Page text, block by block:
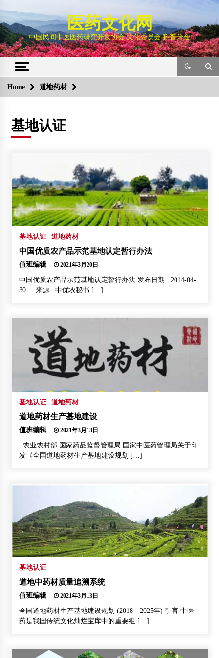
content
医药文化网
中国民间中医医药研究开发协会 文化委员会 科普分会
Home 道地药材
基地认证
基地认证 道地药材
中国优质农产品示范基地认定暂行办法
值班编辑 2021年3月20日
中国优质农产品示范基地认定暂行办法 发布日期 : 2014-04-
30 来源 : 中优农秘书 […]
基地认证 道地药材
道地药材生产基地建设
值班编辑 2021年3月13日
农业农村部 国家药品监督管理局 国家中医药管理局关于印
发《全国道地药材生产基地建设规划 […]
基地认证
道地中药材质量追溯系统
值班编辑 2021年3月13日
全国道地药材生产基地建设规划 (2018—2025年) 引言 中医
药是我国传统文化灿烂宝库中的重要组 […]